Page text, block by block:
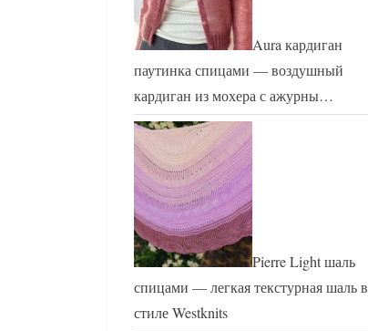
Aura кардиган
паутинка спицами — воздушный
кардиган из мохера с ажурны…
Pierre Light шаль
спицами — легкая текстурная шаль в
стиле Westknits